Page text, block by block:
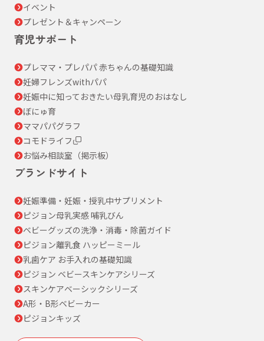
イベント
プレゼント＆キャンペーン
育児サポート
プレママ・プレパパ 赤ちゃんの基礎知識
妊婦フレンズwithパパ
妊娠中に知っておきたい母乳育児のおはなし
ぼにゅ育
ママパパグラフ
コモドライフ
お悩み相談室（掲示板）
ブランドサイト
妊娠準備・妊娠・授乳中サプリメント
ピジョン母乳実感 哺乳びん
ベビーグッズの洗浄・消毒・除菌ガイド
ピジョン離乳食 ハッピーミール
乳歯ケア お手入れの基礎知識
ピジョン ベビースキンケアシリーズ
スキンケアベーシックシリーズ
A形・B形ベビーカー
ピジョンキッズ